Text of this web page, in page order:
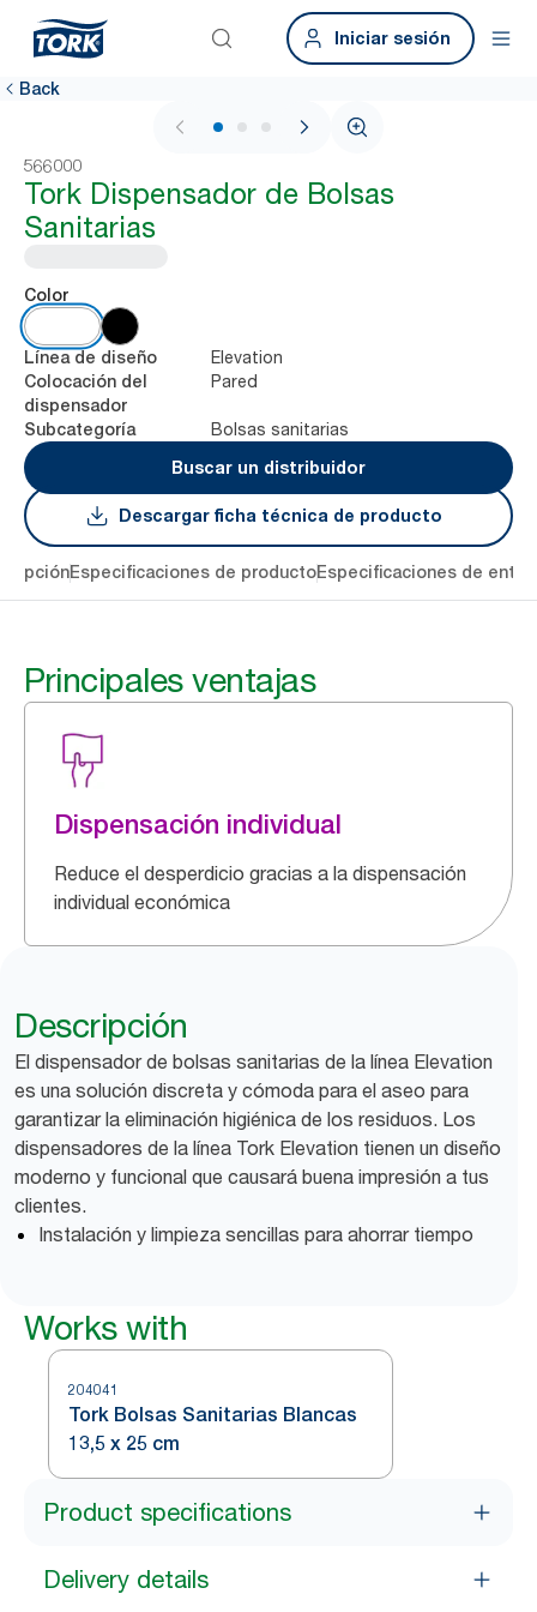
Iniciar sesión
Back
1 / 3
566000
Tork Dispensador de Bolsas
Sanitarias
Color
Línea de diseño Elevation
Colocación del
dispensador
Pared
Subcategoría
Bolsas sanitarias
Buscar un distribuidor
Descargar ficha técnica de producto
Especificaciones de productoEspecificaciones de
Principales ventajas
Dispensación individual
Reduce el desperdicio gracias a la dispensación
individual económica
Descripción
El dispensador de bolsas sanitarias de la línea Elevation
es una solución discreta y cómoda para el aseo para
garantizar la eliminación higiénica de los residuos. Los
dispensadores de la línea Tork Elevation tienen un diseño
moderno y funcional que causará buena impresión a tus
clientes.
Instalación y limpieza sencillas para ahorrar tiempo
Works with
204041
Tork Bolsas Sanitarias Blancas
13,5 x 25 cm
Product specifications
Delivery details